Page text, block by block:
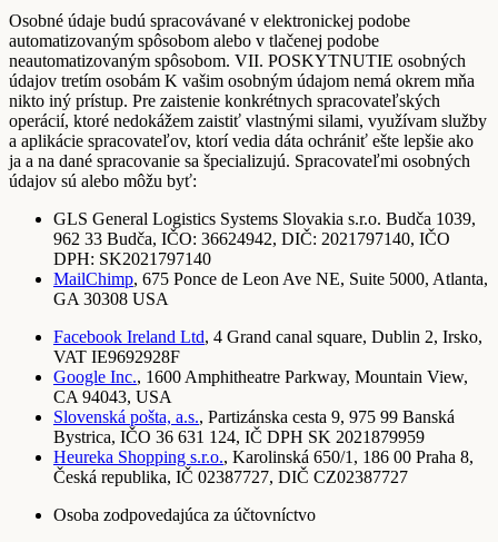
Osobné údaje budú spracovávané v elektronickej podobe
automatizovaným spôsobom alebo v tlačenej podobe
neautomatizovaným spôsobom. VII. POSKYTNUTIE osobných
údajov tretím osobám K vašim osobným údajom nemá okrem mňa
nikto iný prístup. Pre zaistenie konkrétnych spracovateľských
operácií, ktoré nedokážem zaistiť vlastnými silami, využívam služby
a aplikácie spracovateľov, ktorí vedia dáta ochrániť ešte lepšie ako
ja a na dané spracovanie sa špecializujú. Spracovateľmi osobných
údajov sú alebo môžu byť:
GLS General Logistics Systems Slovakia s.r.o. Budča 1039,
962 33 Budča, IČO: 36624942, DIČ: 2021797140, IČO
DPH: SK2021797140
MailChimp, 675 Ponce de Leon Ave NE, Suite 5000, Atlanta,
GA 30308 USA
Facebook Ireland Ltd, 4 Grand canal square, Dublin 2, Irsko,
VAT IE9692928F
Google Inc., 1600 Amphitheatre Parkway, Mountain View,
CA 94043, USA
Slovenská pošta, a.s., Partizánska cesta 9, 975 99 Banská
Bystrica, IČO 36 631 124, IČ DPH SK 2021879959
Heureka Shopping s.r.o., Karolinská 650/1, 186 00 Praha 8,
Česká republika, IČ 02387727, DIČ CZ02387727
Osoba zodpovedajúca za účtovníctvo